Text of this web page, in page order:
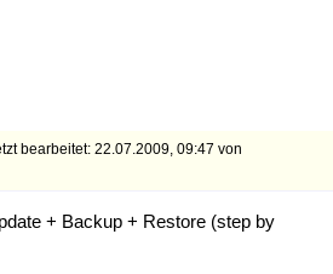
bearbeitet: 22.07.2009, 09:47 von
+ Backup + Restore (step by